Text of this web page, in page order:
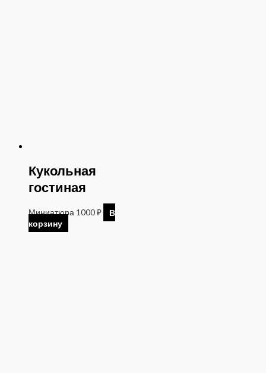
Кукольная
гостиная
Миниатюра 1000₽
В
корзину